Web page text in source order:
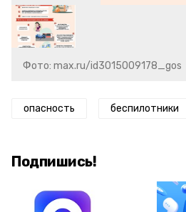
Фото: max.ru/id3015009178_gos
опасность беспилотники
Подпишись!